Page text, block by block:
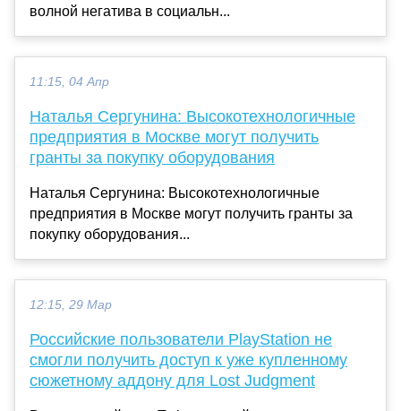
волной негатива в социальн...
11:15, 04 Апр
Наталья Сергунина: Высокотехнологичные
предприятия в Москве могут получить
гранты за покупку оборудования
Наталья Сергунина: Высокотехнологичные
предприятия в Москве могут получить гранты за
покупку оборудования...
12:15, 29 Мар
Российские пользователи PlayStation не
смогли получить доступ к уже купленному
сюжетному аддону для Lost Judgment